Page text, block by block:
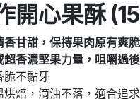
開心果酥
香甘甜，保持果肉原有爽
超香濃堅果力量，咀嚼過
脆不黏牙
烘焙，滴油不落，適合追